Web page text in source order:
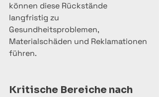
können diese Rückstände
langfristig zu
Gesundheitsproblemen,
Materialschäden und Reklamationen
führen.
Kritische Bereiche nach